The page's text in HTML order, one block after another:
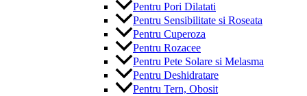
Pentru Pori Dilatati
Pentru Sensibilitate si Roseata
Pentru Cuperoza
Pentru Rozacee
Pentru Pete Solare si Melasma
Pentru Deshidratare
Pentru Tern, Obosit